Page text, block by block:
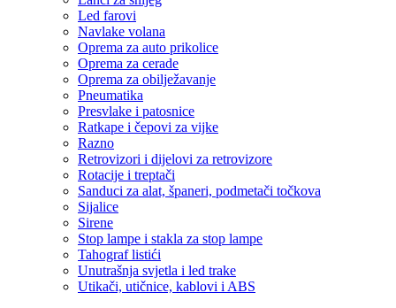
Led farovi
Navlake volana
Oprema za auto prikolice
Oprema za cerade
Oprema za obilježavanje
Pneumatika
Presvlake i patosnice
Ratkape i čepovi za vijke
Razno
Retrovizori i dijelovi za retrovizore
Rotacije i treptači
Sanduci za alat, španeri, podmetači točkova
Sijalice
Sirene
Stop lampe i stakla za stop lampe
Tahograf listići
Unutrašnja svjetla i led trake
Utikači, utičnice, kablovi i ABS